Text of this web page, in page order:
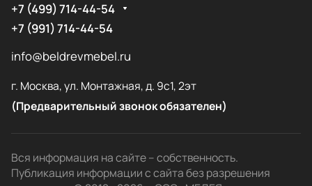
+7 (499) 714-44-54
+7 (991) 714-44-54
info@beldrevmebel.ru
г. Москва, ул. Монтажная, д. 9с1, 2эт
(Предварительный звонок обязателен)
Вся информация на сайте – собственность.
Публикация информации с сайта без разрешения